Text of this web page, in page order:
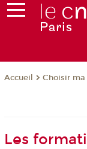
Accueil Choisir
Les